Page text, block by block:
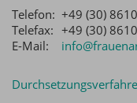
Telefon: +49 (30)
Telefax: +49 (30)
E-Mail: